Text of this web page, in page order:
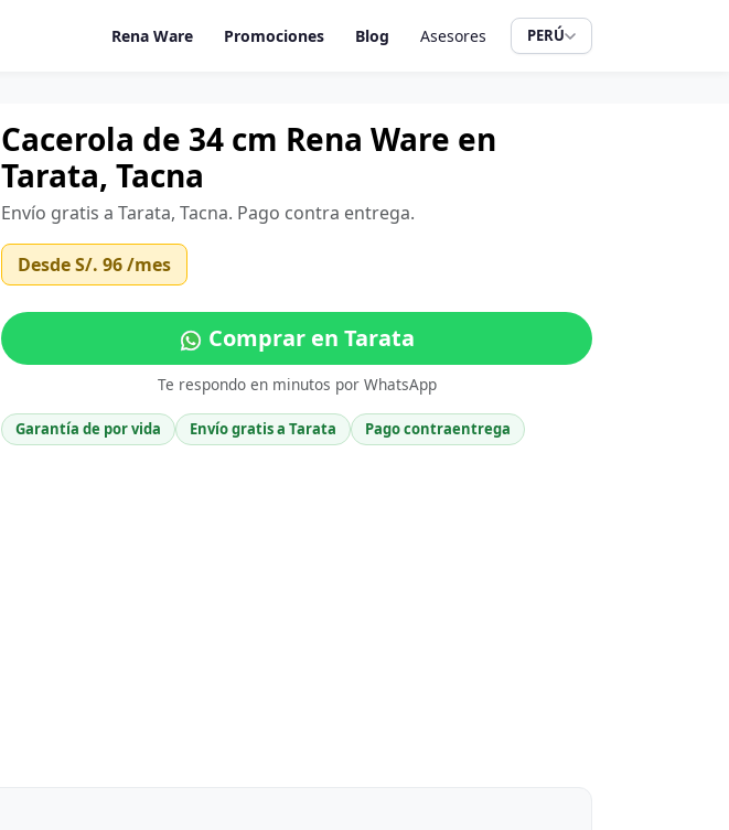
Rena Ware Promociones Blog Asesores PERÚ
Cacerola de 34 cm Rena Ware en
Tarata, Tacna
Envío gratis a Tarata, Tacna. Pago contra entrega.
DesdeS/. 96/mes
Comprar en Tarata
Te respondo en minutos por WhatsApp
Garantía de por vida Envío gratis a Tarata Pago contraentrega